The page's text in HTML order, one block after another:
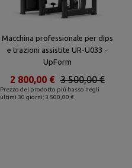
Macchina professionale per dips
e trazioni assistite UR-U033 -
UpForm
Prezzo del prodotto più basso negli
ultimi 30 giorni: 3 500,00 €
3 500,00 €
2 800,00 €